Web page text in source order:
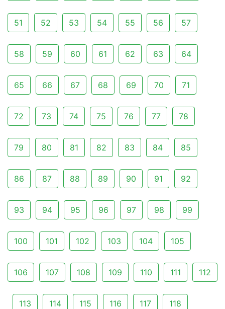
51 52 53 54 55 56 57
58 59 60 61 62 63 64
65 66 67 68 69 70 71
72 73 74 75 76 77 78
79 80 81 82 83 84 85
86 87 88 89 90 91 92
93 94 95 96 97 98 99
100 101 102 103 104 105
106 107 108 109 110 111 112
113 114 115 116 117 118